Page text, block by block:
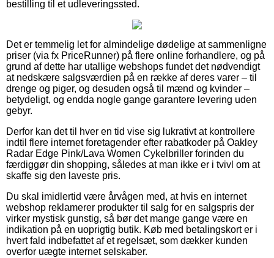
bestilling til et udleveringssted.
Det er temmelig let for almindelige dødelige at sammenligne
priser (via fx PriceRunner) på flere online forhandlere, og på
grund af dette har utallige webshops fundet det nødvendigt
at nedskære salgsværdien på en række af deres varer – til
drenge og piger, og desuden også til mænd og kvinder –
betydeligt, og endda nogle gange garantere levering uden
gebyr.
Derfor kan det til hver en tid vise sig lukrativt at kontrollere
indtil flere internet foretagender efter rabatkoder på Oakley
Radar Edge Pink/Lava Women Cykelbriller forinden du
færdiggør din shopping, således at man ikke er i tvivl om at
skaffe sig den laveste pris.
Du skal imidlertid være årvågen med, at hvis en internet
webshop reklamerer produkter til salg for en salgspris der
virker mystisk gunstig, så bør det mange gange være en
indikation på en uoprigtig butik. Køb med betalingskort er i
hvert fald indbefattet af et regelsæt, som dækker kunden
overfor uægte internet selskaber.